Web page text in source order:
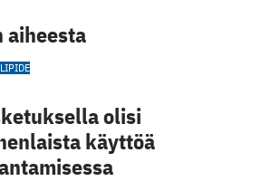
aiheesta
olisi
käyttöä